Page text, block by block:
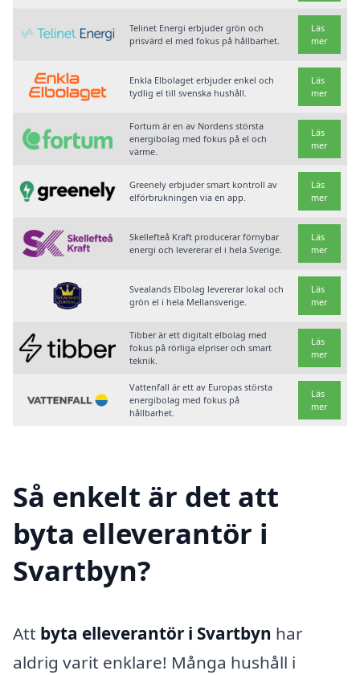
Telinet Energi erbjuder grön och
prisvärd el med fokus på hållbarhet.
Läs
mer
Enkla Elbolaget erbjuder enkel och
tydlig el till svenska hushåll.
Läs
mer
Fortum är en av Nordens största
energibolag med fokus på el och
värme.
Läs
mer
Greenely erbjuder smart kontroll av
elförbrukningen via en app.
Läs
mer
Skellefteå Kraft producerar förnybar
energi och levererar el i hela Sverige.
Läs
mer
Svealands Elbolag levererar lokal och
grön el i hela Mellansverige.
Läs
mer
Tibber är ett digitalt elbolag med
fokus på rörliga elpriser och smart
teknik.
Läs
mer
Vattenfall är ett av Europas största
energibolag med fokus på
hållbarhet.
Läs
mer
Så enkelt är det att
byta elleverantör i
Svartbyn?
Att byta elleverantör i Svartbyn har
aldrig varit enklare! Många hushåll i